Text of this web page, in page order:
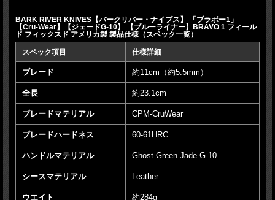
Typical Chemistry
Carbon 1.10%
Manganese 0.35%
Silicon 1.10%
Chromium 7.50%
Vanadium 2.40%
Tungsten 1.15%
Molybdenum 1.60%
実用性の高いナイスモデル
おすすめ！！
個人的に好きな 「 ジェードG-10 」ハンドル
Made in the USA
BARK RIVER KNIVES【バークリバー・ナイブス】 「ブラボー1」
【Cru-Wear】【ジェードG-10】 【ブルーライナー】BRAVO 1 フィール
ド フィックスド アメリカ製 製品仕様（スペック一覧）
スペック項目 仕様詳細
ブレード 約11cm（約5.5mm）
全長 約23.1cm
ブレードマテリアル CPM-CruWear
ブレードハードネス 60-61HRC
ハンドルマテリアル Ghost Green Jade G-10
シースマテリアル Leather
ウエイト 約284g